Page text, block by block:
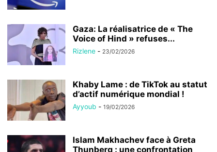
Gaza: La réalisatrice de « The
Voice of Hind » refuses...
Rizlene - 23/02/2026
Khaby Lame : de TikTok au statut
d’actif numérique mondial !
Ayyoub - 19/02/2026
Islam Makhachev face à Greta
Thunberg : une confrontation